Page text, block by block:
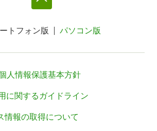
トフォン版 パソコン版
人情報保護基本方針
に関するガイドライン
情報の取得について